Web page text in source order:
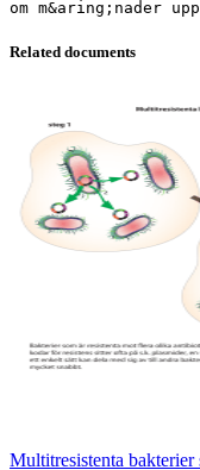
Related documents
Multitresistenta bakterier